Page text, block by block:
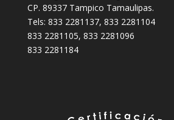
CP. 89337 Tampico Tamaulipas.
Tels: 833 2281137, 833 2281104
833 2281105, 833 2281096
833 2281184